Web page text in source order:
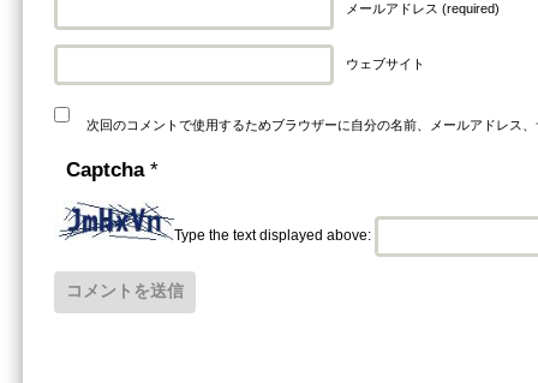
メールアドレス (required)
ウェブサイト
次回のコメントで使用するためブラウザーに自分の名前、メールアドレス
Captcha *
Type the text displayed above: